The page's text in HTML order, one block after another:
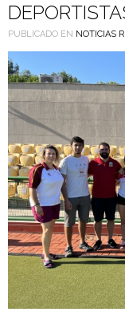
PUBLICADO EN NOTICIAS